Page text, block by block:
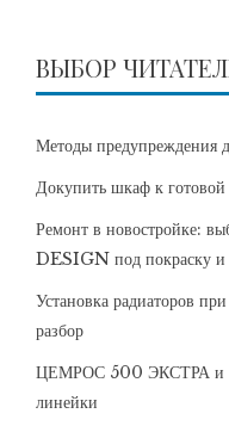
ВЫБОР
Методы предупреждения
Докупить шкаф к готовой
Ремонт в новостройке:
DESIGN под покраску и
Установка радиаторов
разбор
ЦЕМРОС 500 ЭКСТРА и
линейки